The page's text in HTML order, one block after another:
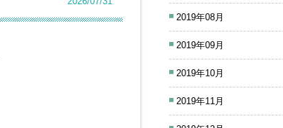
2019年08月
2019年09月
2019年10月
2019年11月